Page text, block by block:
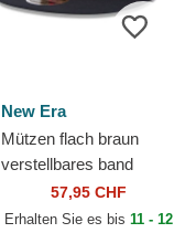
New Era
Mützen flach braun
verstellbares band
9FIFTY Retro Crown
Wool Pinstripe der
57,95 CHF
Erhalten Sie es bis 11 - 12